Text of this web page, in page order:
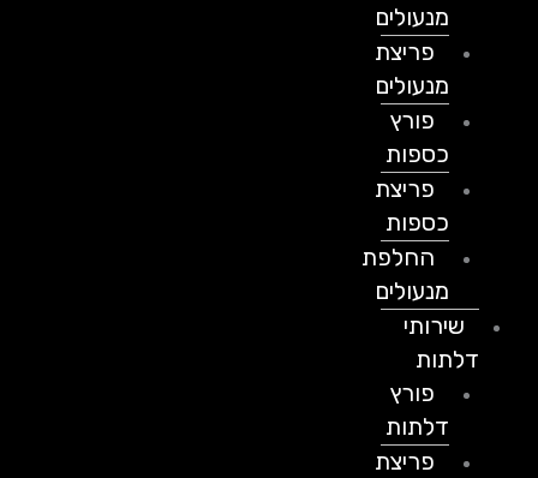
מנעולים
פריצת
מנעולים
פורץ
כספות
פריצת
כספות
החלפת
מנעולים
שירותי
דלתות
פורץ
דלתות
פריצת